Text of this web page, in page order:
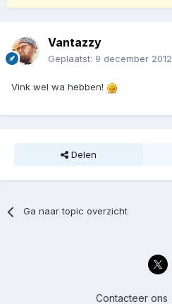
Vantazzy
Geplaatst: 9 december 2012
Vink wel wa hebben!
Delen
Ga naar topic overzicht
Contacteer ons